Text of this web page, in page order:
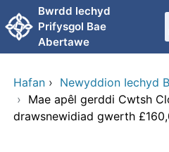
Neidio i'r prif gynnwy
Bwrdd lechyd
Prifysgol Bae
Abertawe
Hafan › Newyddion Iechyd
› Mae apêl gerddi Cwtsh
drawsnewidiad gwerth